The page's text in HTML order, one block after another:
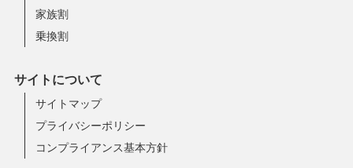
家族割
乗換割
サイトについて
サイトマップ
プライバシーポリシー
コンプライアンス基本方針